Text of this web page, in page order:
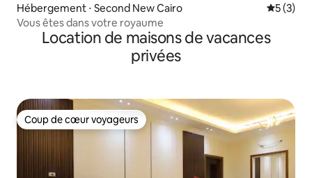
Hébergement ⋅ Second New Cairo
5 (3)
Vous êtes dans votre royaume
Location de maisons de vacances
privées
Coup de cœur voyageurs
Coup de cœur voyageurs